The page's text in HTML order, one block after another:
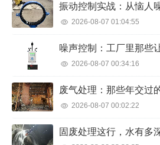
持续发挥自身优势，不
地经济社会发展提供源
贷款净...
最新文章
紧固那点事儿——螺栓
2026-08-07 02:36:41
2026-08-07 02:04:15